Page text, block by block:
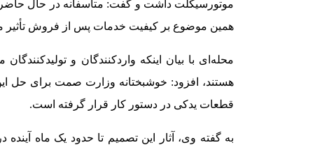
موتورسیکلت داشت و گفت: متأسفانه در حال
همین موضوع بر کیفیت خدمات پس از فروش تأثیر
محله‌ای با بیان اینکه واردکنندگان و
هستند، افزود: خوشبختانه وزارت صمت برای حل
قطعات یدکی در دستور کار قرار گرفته است.
به گفته وی، آثار این تصمیم تا حدود یک ماه